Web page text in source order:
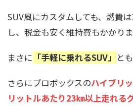
SUV風にカスタムしても、燃費
し、税金も安く維持費もかかりま
まさに 「手軽に乗れるSUV」 と
さらにプロボックスのハイブリ
リットルあたり23㎞以上走れる